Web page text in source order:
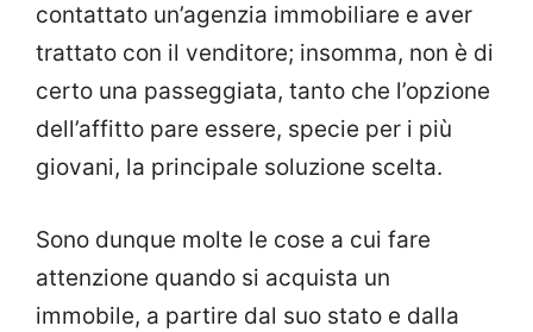
contattato un’agenzia immobiliare e aver
trattato con il venditore; insomma, non è di
certo una passeggiata, tanto che l’opzione
dell’affitto pare essere, specie per i più
giovani, la principale soluzione scelta.
Sono dunque molte le cose a cui fare
attenzione quando si acquista un
immobile, a partire dal suo stato e dalla